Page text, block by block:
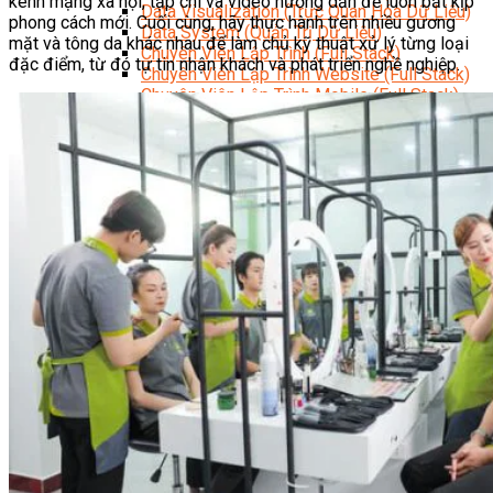
Data Visualization (Trực Quan Hóa Dữ Liệu)
Data System (Quản Trị Dữ Liệu)
Chuyên Viên Lập Trình (Full Stack)
Chuyên Viên Lập Trình Website (Full Stack)
Chuyên Viên Lập Trình Mobile (Full Stack)
Software Testing
Trọn Bộ Công Cụ AI Văn Phòng
Trọn Bộ Công Cụ AI Ứng Dụng Giảng Dạy
Lập Trình Cho Trẻ Em
Tin Học Ứng Dụng
Thiết Kế (Design)
Thiết Kế Đồ Họa Chuyên Nghiệp
Chuyên Viên Thiết Kế Nội Thất
3D Game Art & Design
Mỹ Thuật Đa Phương Tiện
3D Animation
Mỹ Thuật Số – Digital Art
Motion Graphics Basic
Adobe Photoshop – Illustrator
Hội Họa Thiếu Nhi
Digital Art For Kids
Venus Academy
Sunny STEAM Academy
phong cách mới. Cuối cùng, hãy thực hành trên nhiều gương
mặt và tông da khác nhau để làm chủ kỹ thuật xử lý từng loại
đặc điểm, từ đó tự tin nhận khách và phát triển nghề nghiệp.